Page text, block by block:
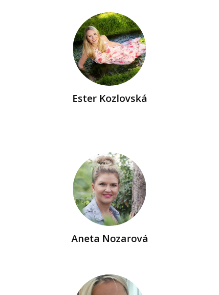
Ester Kozlovská
Aneta Nozarová